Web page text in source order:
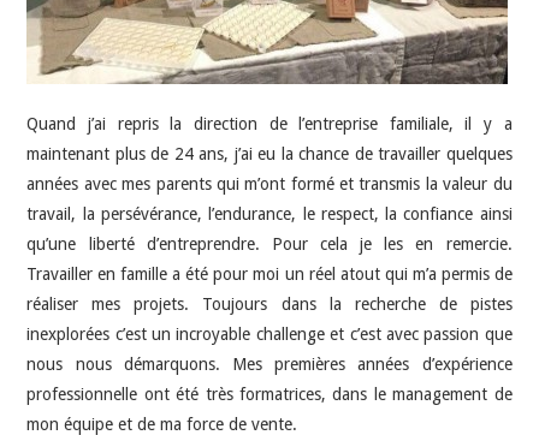
Quand j’ai repris la direction de l’entreprise familiale, il y a
maintenant plus de 24 ans, j’ai eu la chance de travailler quelques
années avec mes parents qui m’ont formé et transmis la valeur du
travail, la persévérance, l’endurance, le respect, la confiance ainsi
qu’une liberté d’entreprendre. Pour cela je les en remercie.
Travailler en famille a été pour moi un réel atout qui m’a permis de
réaliser mes projets. Toujours dans la recherche de pistes
inexplorées c’est un incroyable challenge et c’est avec passion que
nous nous démarquons. Mes premières années d’expérience
professionnelle ont été très formatrices, dans le management de
mon équipe et de ma force de vente.